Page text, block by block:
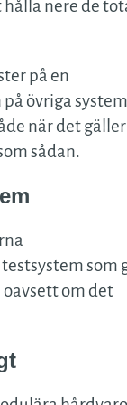
Data
Test
nere de
på en
övriga
när det gäller
sådan.
som
om det